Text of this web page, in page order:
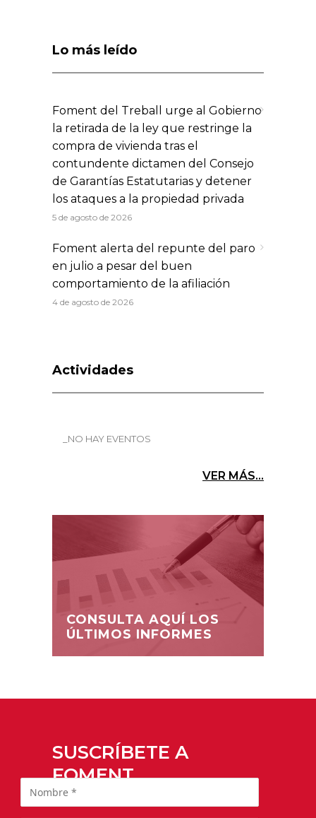
Lo más leído
Foment del Treball urge al Gobierno
la retirada de la ley que restringe la
compra de vivienda tras el
contundente dictamen del Consejo
de Garantías Estatutarias y detener
los ataques a la propiedad privada
5 de agosto de 2026
Foment alerta del repunte del paro
en julio a pesar del buen
comportamiento de la afiliación
4 de agosto de 2026
Actividades
_NO HAY EVENTOS
VER MÁS...
CONSULTA AQUÍ LOS
ÚLTIMOS INFORMES
SUSCRÍBETE A
FOMENT